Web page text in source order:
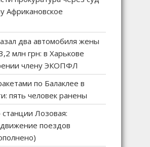
Африкановское
два автомобиля жены
млн грн: в Харькове
члену ЭКОПФЛ
по Балаклее в
пять человек ранены
Лозовая:
поездов